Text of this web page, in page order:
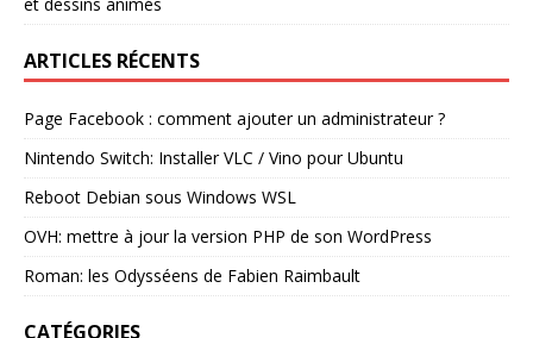
ARTICLES RÉCENTS
Page Facebook : comment ajouter un administrateur ?
Nintendo Switch: Installer VLC / Vino pour Ubuntu
Reboot Debian sous Windows WSL
OVH: mettre à jour la version PHP de son WordPress
Roman: les Odysséens de Fabien Raimbault
CATÉGORIES